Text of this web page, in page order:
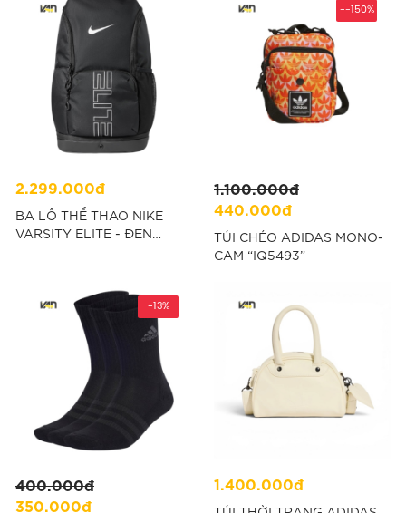
2.299.000đ
BA LÔ THỂ THAO NIKE
VARSITY ELITE - ĐEN
1.100.000đ
440.000đ
--150%
TÚI CHÉO ADIDAS MONO-
CAM “IQ5493”
400.000đ
350.000đ
-13%
1.400.000đ